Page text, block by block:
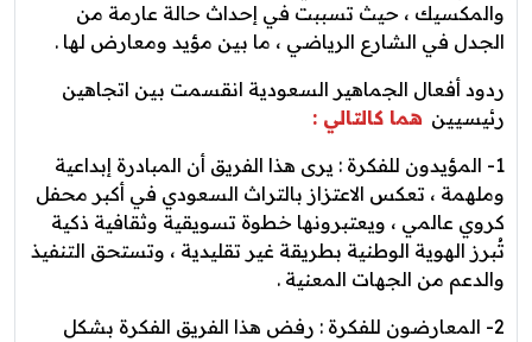
والمكسيك ، حيث تسببت في إحداث حالة عارمة من
الجدل في الشارع الرياضي ، ما بين مؤيد ومعارض لها .
ردود أفعال الجماهير السعودية انقسمت بين اتجاهين
رئيسيين هما كالتالي :
1- المؤيدون للفكرة : يرى هذا الفريق أن المبادرة إبداعية
وملهمة ، تعكس الاعتزاز بالتراث السعودي في أكبر محفل
كروي عالمي ، ويعتبرونها خطوة تسويقية وثقافية ذكية
تُبرز الهوية الوطنية بطريقة غير تقليدية ، وتستحق التنفيذ
والدعم من الجهات المعنية .
2- المعارضون للفكرة : رفض هذا الفريق الفكرة بشكل